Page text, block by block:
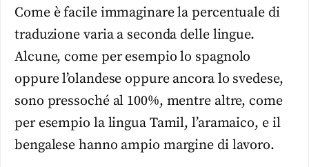
Come è facile immaginare la percentuale di
traduzione varia a seconda delle lingue.
Alcune, come per esempio lo spagnolo
oppure l’olandese oppure ancora lo svedese,
sono pressoché al 100%, mentre altre, come
per esempio la lingua Tamil, l’aramaico, e il
bengalese hanno ampio margine di lavoro.